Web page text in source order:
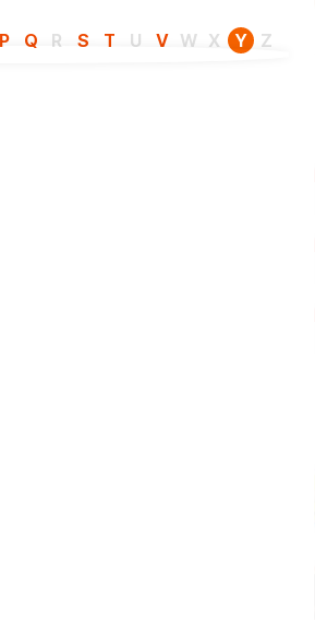
P Q R S T U V W X Y Z